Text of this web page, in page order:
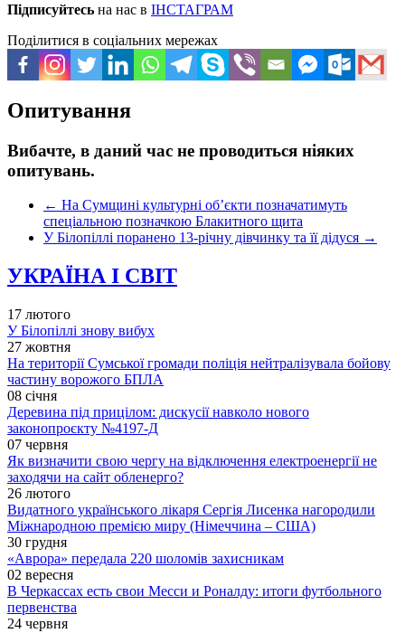
Підписуйтесь на нас в ІНСТАГРАМ
Поділитися в соціальних мережах
Опитування
Вибачте, в даний час не проводиться ніяких
опитувань.
← На Сумщині культурні об’єкти позначатимуть
спеціальною позначкою Блакитного щита
У Білопіллі поранено 13-річну дівчинку та її дідуся →
УКРАЇНА І СВІТ
17 лютого
У Білопіллі знову вибух
27 жовтня
На території Сумської громади поліція нейтралізувала бойову
частину ворожого БПЛА
08 січня
Деревина під прицілом: дискусії навколо нового
законопроєкту №4197-Д
07 червня
Як визначити свою чергу на відключення електроенергії не
заходячи на сайт обленерго?
26 лютого
Видатного українського лікаря Сергія Лисенка нагородили
Міжнародною премією миру (Німеччина – США)
30 грудня
«Аврора» передала 220 шоломів захисникам
02 вересня
В Черкассах есть свои Месси и Роналду: итоги футбольного
первенства
24 червня